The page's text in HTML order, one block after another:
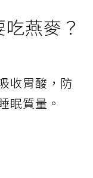
燕麥？
收胃酸，防
眠質量。